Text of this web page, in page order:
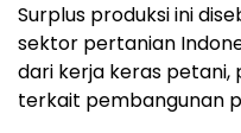
Surplus produksi ini
sektor pertanian
dari kerja keras petani,
terkait pembangunan